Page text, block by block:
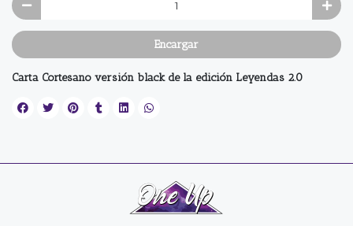
Encargar
Carta Cortesano versión black de la edición Leyendas 2.0